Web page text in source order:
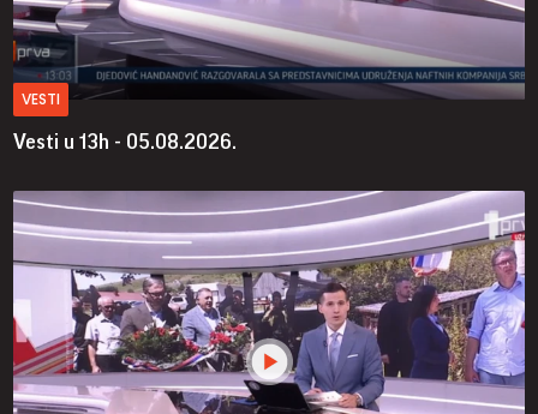
VESTI
Vesti u 13h - 05.08.2026.